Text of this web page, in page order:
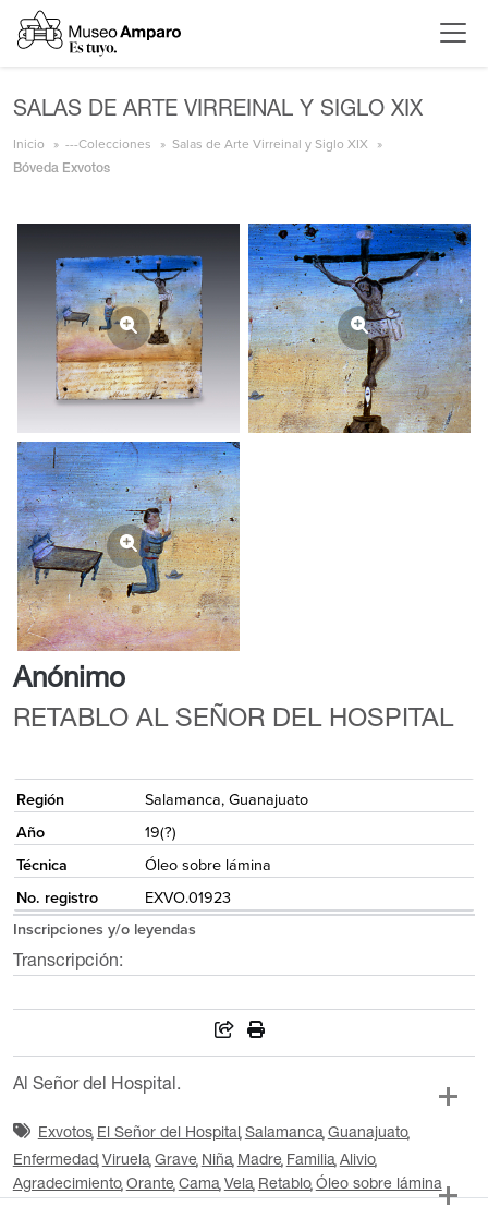
SALAS DE ARTE VIRREINAL Y SIGLO XIX
Inicio ---Colecciones Salas de Arte Virreinal y Siglo XIX
Bóveda Exvotos
Anónimo
RETABLO AL SEÑOR DEL HOSPITAL
Región
Salamanca, Guanajuato
Año
19(?)
Técnica
Óleo sobre lámina
No. registro
EXVO.01923
Inscripciones y/o leyendas
Transcripción:
Al Señor del Hospital.
Exvotos El Señor del Hospital Salamanca Guanajuato
Enfermedad Viruela Grave Niña Madre Familia Alivio
Agradecimiento Orante Cama Vela Retablo Óleo sobre lámina